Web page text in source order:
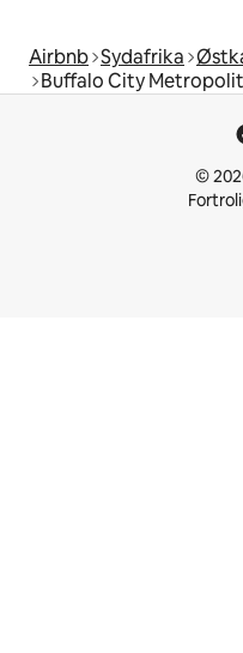
Airbnb Sydafrika
Buffalo City
©